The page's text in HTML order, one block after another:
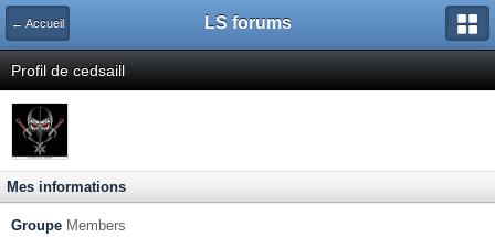
← Accueil LS forums
Profil de cedsaill
Mes informations
Groupe Members